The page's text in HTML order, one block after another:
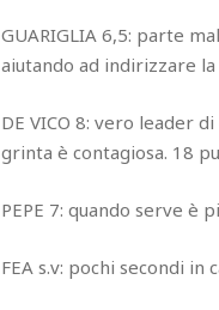
GUARIGLIA 6,5: parte
aiutando ad indirizzare
DE VICO 8: vero leader
grinta è contagiosa. 18
PEPE 7: quando serve
FEA s.v: pochi secondi